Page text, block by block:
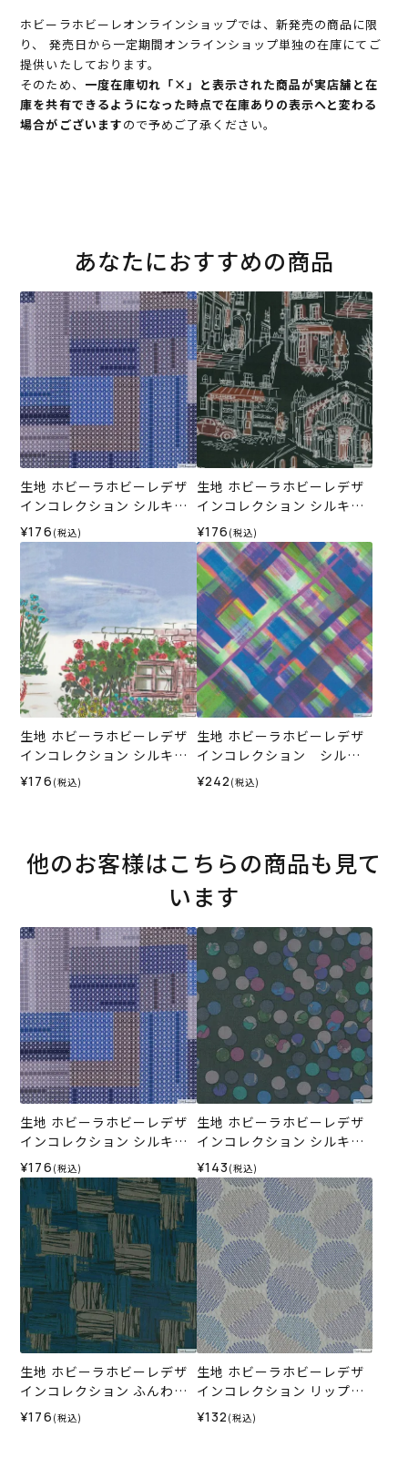
ホビーラホビーレオンラインショップでは、新発売の商品に限
り、 発売日から一定期間オンラインショップ単独の在庫にてご
提供いたしております。
そのため、 一度在庫切れ「×」と表示された商品が実店舗と在
庫を共有できるようになった時点で在庫ありの表示へと変わる
場合がございますので予めご了承ください。
あなたにおすすめの商品
生地 ホビーラホビーレデザ
インコレクション シルキー
ローン カラフルモザイク＜2
N＞
¥176 (税込)
生地 ホビーラホビーレデザ
インコレクション シルキー
ローン 街角2＜02BL＞
¥176 (税込)
生地 ホビーラホビーレデザ
インコレクション シルキー
ローン コテージガーデンボ
ーダー＜2L＞
¥176 (税込)
生地 ホビーラホビーレデザ
インコレクション シルキ
ーローン バイアスチェック
＜2L＞
¥242 (税込)
他のお客様はこちらの商品も見て
います
生地 ホビーラホビーレデザ
インコレクション シルキー
ローン カラフルモザイク＜2
N＞
¥176 (税込)
生地 ホビーラホビーレデザ
インコレクション シルキー
ローン カラフルドットボー
ダー＜3GR＞
¥143 (税込)
生地 ホビーラホビーレデザ
インコレクション ふんわり
コットン バスケット＜2N＞
¥176 (税込)
生地 ホビーラホビーレデザ
インコレクション リップル
ハーフムーン＜3GR＞
¥132 (税込)